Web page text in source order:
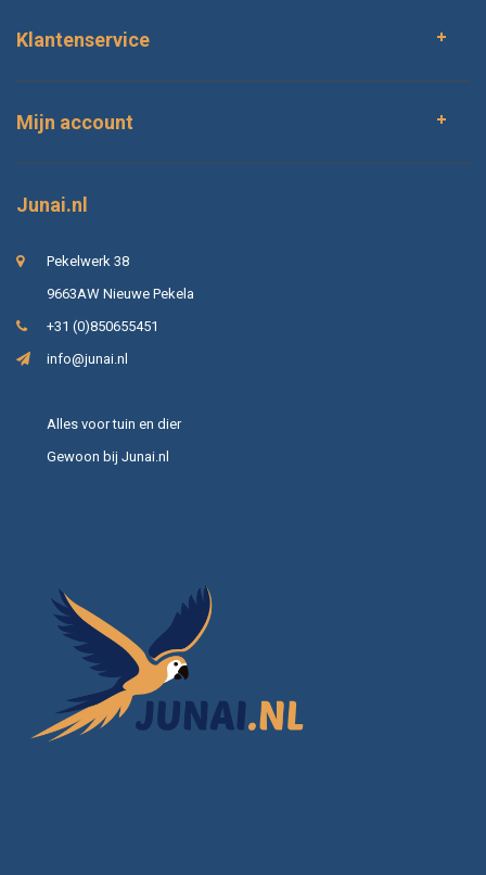
Klantenservice
Mijn account
Junai.nl
Pekelwerk 38
9663AW Nieuwe Pekela
+31 (0)850655451
info@junai.nl
Alles voor tuin en dier
Gewoon bij Junai.nl